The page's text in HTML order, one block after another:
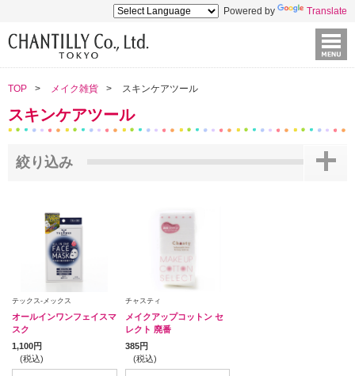
Powered by Translate
TOP メイク雑貨 スキンケアツール
スキンケアツール
絞り込み
テックス-メックス
オールインワンフェイスマ
スク
1,100円
(税込)
チャスティ
メイクアップコットン セ
レクト 廃番
385円
(税込)